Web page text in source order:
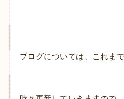
ブログについては、これまで